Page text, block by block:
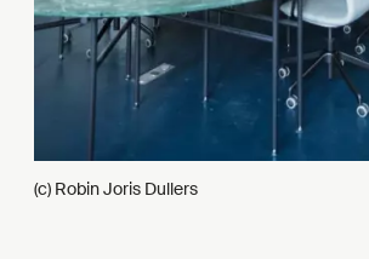
(c) Robin Joris Dullers